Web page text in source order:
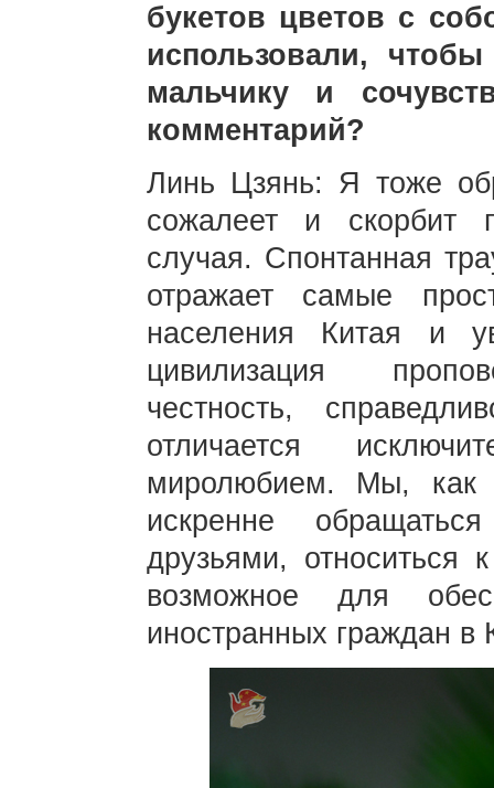
букетов цветов с
использовали,
мальчику и
комментарий?
Линь Цзянь: Я тоже
сожалеет и скорбит
случая. Спонтанная
отражает самые
населения Китая и
цивилизация
честность,
отличается
миролюбием. Мы,
искренне
друзьями,
возможное для
иностранных граждан в